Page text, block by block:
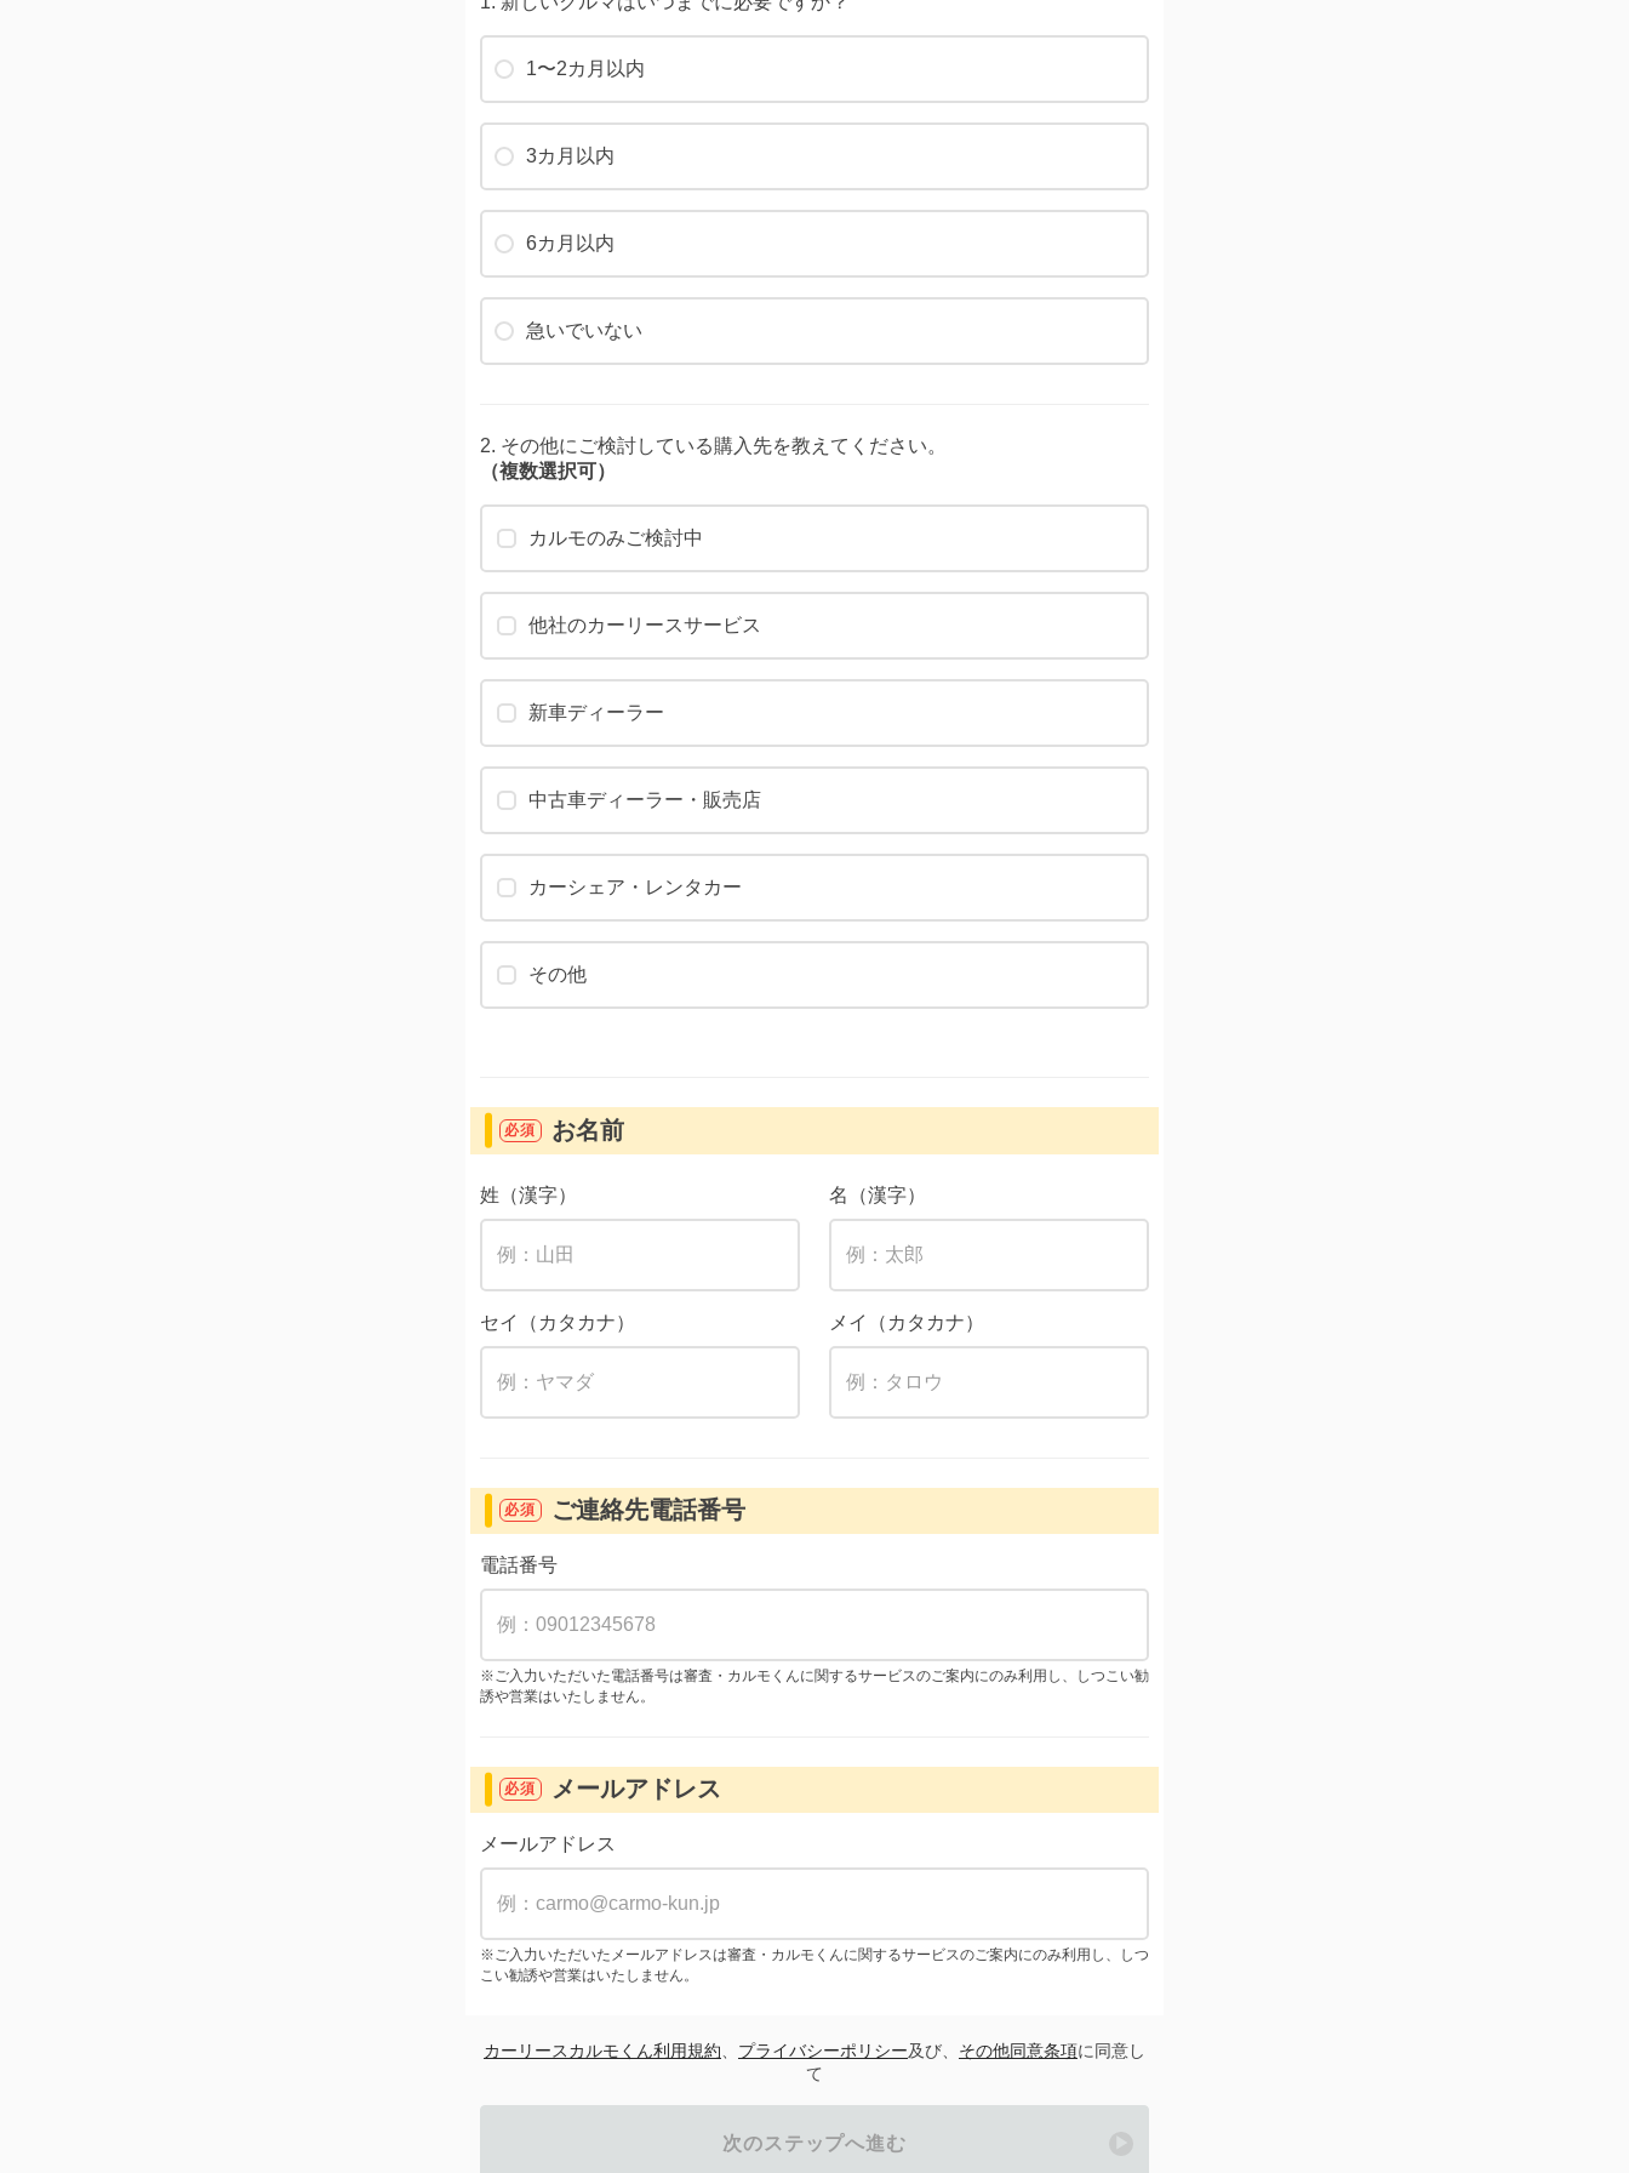
1〜2カ月以内
3カ月以内
6カ月以内
急いでいない
2. その他にご検討している購入先を教えてください。
（複数選択可）
カルモのみご検討中
他社のカーリースサービス
新車ディーラー
中古車ディーラー・販売店
カーシェア・レンタカー
その他
必須 お名前
姓（漢字） 名（漢字）
セイ（カタカナ） メイ（カタカナ）
必須 ご連絡先電話番号
電話番号
※ご入力いただいた電話番号は審査・カルモくんに関するサービスのご案内にのみ利用し、しつこい勧
誘や営業はいたしません。
必須 メールアドレス
メールアドレス
※ご入力いただいたメールアドレスは審査・カルモくんに関するサービスのご案内にのみ利用し、しつ
こい勧誘や営業はいたしません。
カーリースカルモくん利用規約 プライバシーポリシー及び、 その他同意条項に同意し
て
次のステップへ進む